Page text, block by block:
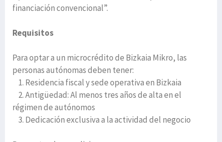
financiación convencional”.
Requisitos
Para optar a un microcrédito de Bizkaia Mikro, las
personas autónomas deben tener:
1. Residencia fiscal y sede operativa en Bizkaia
2. Antigüedad: Al menos tres años de alta en el
régimen de autónomos
3. Dedicación exclusiva a la actividad del negocio